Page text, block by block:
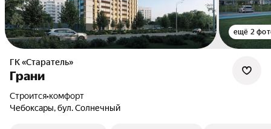
ещё 2
ГК «Старатель»
Грани
Строится•комфорт
Чебоксары, бул. Солнечный